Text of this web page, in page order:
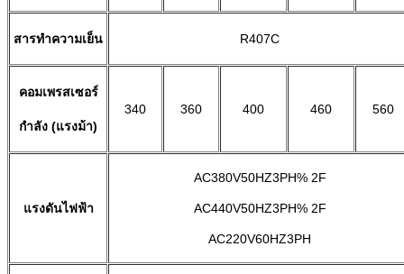
สารทำความเย็น R407C
คอมเพรสเซอร์
กำลัง (แรงม้า)
340 360 400 460 560
แรงดันไฟฟ้า
AC380V50HZ3PH% 2F
AC440V50HZ3PH% 2F
AC220V60HZ3PH